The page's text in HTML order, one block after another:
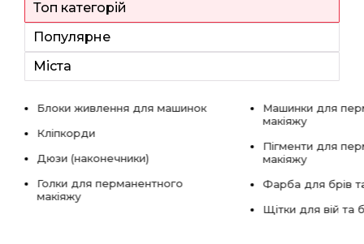
Топ категорій
Популярне
Міста
Блоки живлення для машинок
Кліпкорди
Дюзи (наконечники)
Голки для перманентного
макіяжу
Машинки для
макіяжу
Пігменти для
макіяжу
Фарба для брів
Щітки для вій та